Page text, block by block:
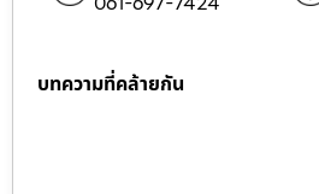
บทความที่คล้ายกัน